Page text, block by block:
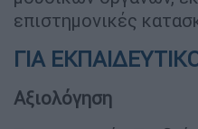
επιστημονικές
ΓΙΑ
Αξιολόγηση